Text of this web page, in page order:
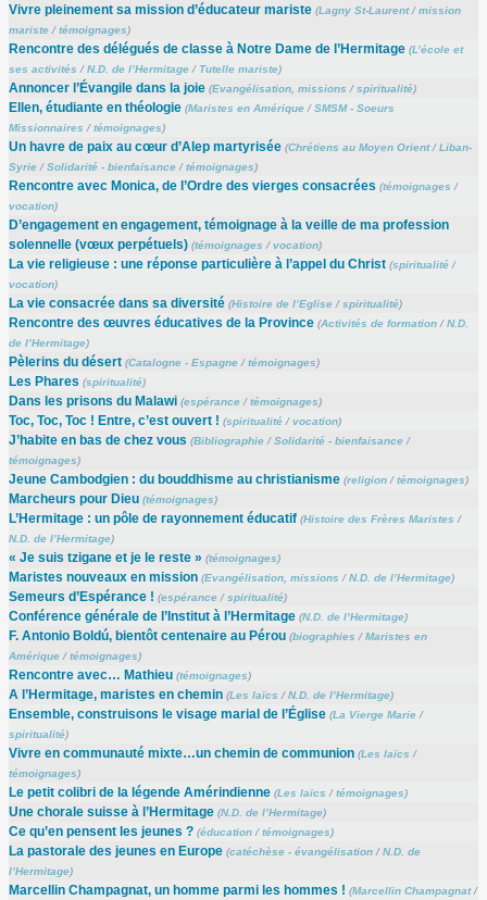
Vivre pleinement sa mission d’éducateur mariste (Lagny St-Laurent/mission
mariste/témoignages)
Rencontre des délégués de classe à Notre Dame de l’Hermitage (L’école et
ses activités /N.D. de l’Hermitage/ Tutelle mariste)
Annoncer l’Évangile dans la joie (Evangélisation, missions / spiritualité)
Ellen, étudiante en théologie (Maristes en Amérique/SMSM - Soeurs
Missionnaires /témoignages)
Un havre de paix au cœur d’Alep martyrisée (Chrétiens au Moyen Orient/Liban-
Syrie/Solidarité - bienfaisance/témoignages)
Rencontre avec Monica, de l’Ordre des vierges consacrées (témoignages /
vocation)
D’engagement en engagement, témoignage à la veille de ma profession
solennelle (vœux perpétuels) (témoignages /vocation)
La vie religieuse : une réponse particulière à l’appel du Christ (spiritualité/
vocation)
La vie consacrée dans sa diversité (Histoire de l’Eglise/ spiritualité)
Rencontre des œuvres éducatives de la Province (Activités de formation/N.D.
de l’Hermitage)
Pèlerins du désert (Catalogne - Espagne/témoignages)
Les Phares (spiritualité)
Dans les prisons du Malawi (espérance/témoignages)
Toc, Toc, Toc ! Entre, c’est ouvert ! (spiritualité/vocation)
J’habite en bas de chez vous (Bibliographie/Solidarité - bienfaisance/
témoignages)
Jeune Cambodgien : du bouddhisme au christianisme (religion/témoignages)
Marcheurs pour Dieu (témoignages)
L’Hermitage : un pôle de rayonnement éducatif (Histoire des Frères Maristes /
N.D. de l’Hermitage)
« Je suis tzigane et je le reste » (témoignages)
Maristes nouveaux en mission (Evangélisation, missions /N.D. de l’Hermitage)
Semeurs d’Espérance ! (espérance/ spiritualité)
Conférence générale de l’Institut à l’Hermitage (N.D. de l’Hermitage)
F. Antonio Boldú, bientôt centenaire au Pérou (biographies /Maristes en
Amérique/témoignages)
Rencontre avec… Mathieu (témoignages)
A l’Hermitage, maristes en chemin (Les laïcs /N.D. de l’Hermitage)
Ensemble, construisons le visage marial de l’Église (La Vierge Marie/
spiritualité)
Vivre en communauté mixte…un chemin de communion (Les laïcs /
témoignages)
Le petit colibri de la légende Amérindienne (Les laïcs /témoignages)
Une chorale suisse à l’Hermitage (N.D. de l’Hermitage)
Ce qu’en pensent les jeunes ? (éducation/témoignages)
La pastorale des jeunes en Europe (catéchèse - évangélisation/N.D. de
l’Hermitage)
Marcellin Champagnat, un homme parmi les hommes ! (Marcellin Champagnat/